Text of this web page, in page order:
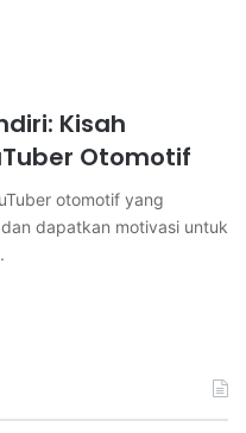
Kisah
Otomotif
otomotif yang
dapatkan motivasi untuk